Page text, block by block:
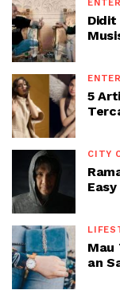
Didit
5
CITY
Easy
Mau
an